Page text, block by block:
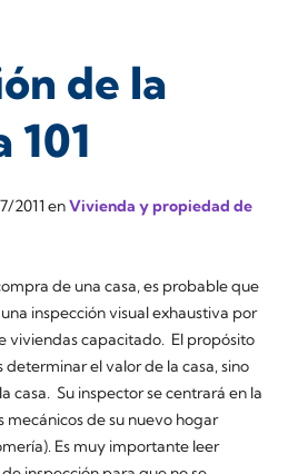
de la
101
2011 enVivienda y propiedad de
de una casa, es probable que
inspección visual exhaustiva por
viviendas capacitado. El propósito
determinar el valor de la casa, sino
casa. Su inspector se centrará en la
mecánicos de su nuevo hogar
Es muy importante leer